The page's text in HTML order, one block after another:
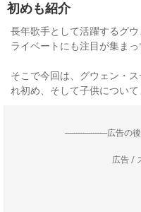
初めも紹介
長年歌手として活躍するグ
ライベートにも注目が集まっ
そこで今回は、グウェン・
れ初め、そして子供について
--------------------広告の
広告 /